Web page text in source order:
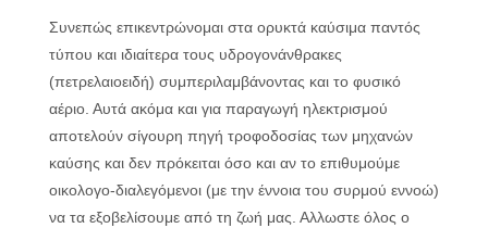
Συνεπώς επικεντρώνομαι στα ορυκτά καύσιμα παντός
τύπου και ιδιαίτερα τους υδρογονάνθρακες
(πετρελαιοειδή) συμπεριλαμβάνοντας και το φυσικό
αέριο. Αυτά ακόμα και για παραγωγή ηλεκτρισμού
αποτελούν σίγουρη πηγή τροφοδοσίας των μηχανών
καύσης και δεν πρόκειται όσο και αν το επιθυμούμε
οικολογο-διαλεγόμενοι (με την έννοια του συρμού εννοώ)
να τα εξοβελίσουμε από τη ζωή μας. Αλλωστε όλος ο